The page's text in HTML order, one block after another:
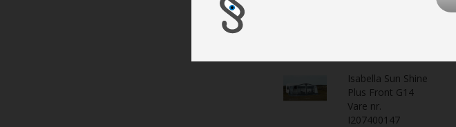
Isabella Sun Shine
Plus Front G14
Vare nr.
I207400147